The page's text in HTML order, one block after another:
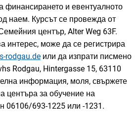
финансирането и евентуалното
наем. Курсът се провежда от
център, Alter Weg 63F.
интерес, може да се регистрира
rodgau.de или да изпрати писмено
Rodgau, Hintergasse 15, 63110
информация, моля, свържете
центъра за обучение на
06106/693-1225 или -1231.